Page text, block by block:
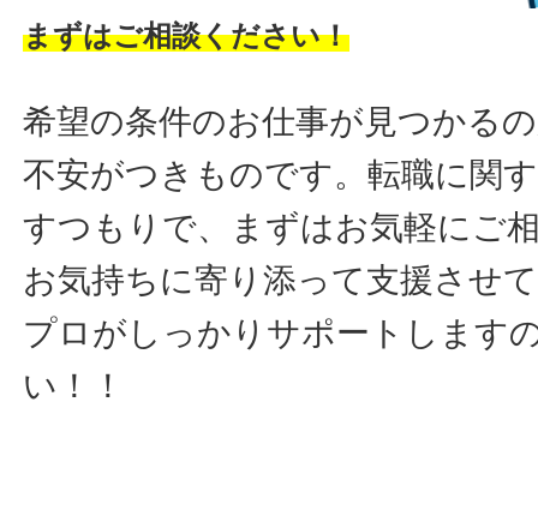
まずはご相談ください！
希望の条件のお仕事が見つかる
不安がつきものです。転職に関
すつもりで、まずはお気軽にご
お気持ちに寄り添って支援させ
プロがしっかりサポートします
い！！